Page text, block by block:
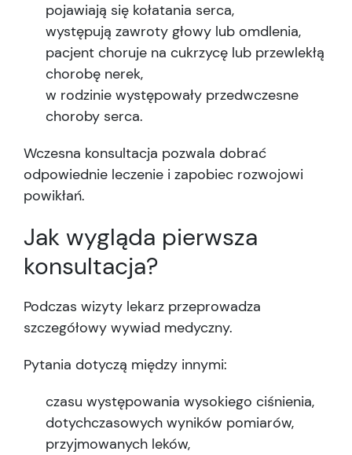
pojawiają się kołatania serca,
występują zawroty głowy lub omdlenia,
pacjent choruje na cukrzycę lub przewlekłą
chorobę nerek,
w rodzinie występowały przedwczesne
choroby serca.
Wczesna konsultacja pozwala dobrać
odpowiednie leczenie i zapobiec rozwojowi
powikłań.
Jak wygląda pierwsza
konsultacja?
Podczas wizyty lekarz przeprowadza
szczegółowy wywiad medyczny.
Pytania dotyczą między innymi:
czasu występowania wysokiego ciśnienia,
dotychczasowych wyników pomiarów,
przyjmowanych leków,